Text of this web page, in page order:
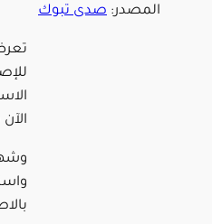
المصدر: صدى تبوك